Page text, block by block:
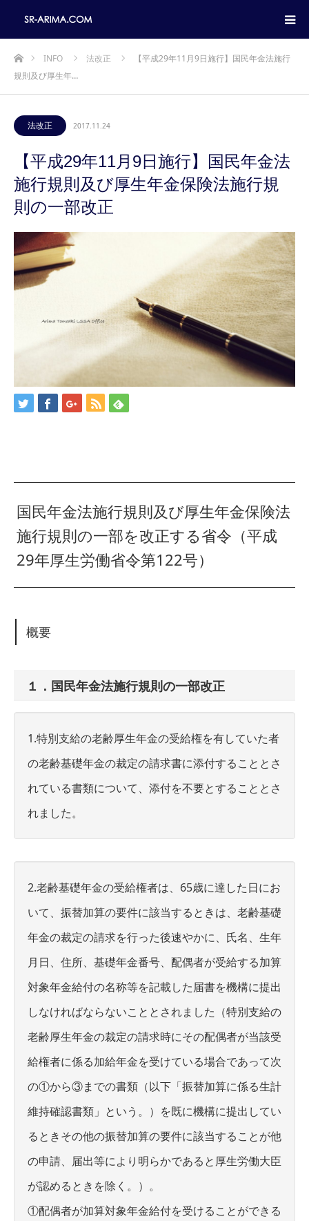
ホームINFO 法改正
【平成29年11月9日施行】国民年金法施行
規則及び厚生年…
法改正 2017.11.24
【平成29年11月9日施行】国民年金法
施行規則及び厚生年金保険法施行規
則の一部改正
国民年金法施行規則及び厚生年金保険法
施行規則の一部を改正する省令（平成
29年厚生労働省令第122号）
概要
１．国民年金法施行規則の一部改正
1.特別支給の老齢厚生年金の受給権を有していた者
の老齢基礎年金の裁定の請求書に添付することとさ
れている書類について、添付を不要とすることとさ
れました。
2.老齢基礎年金の受給権者は、65歳に達した日にお
いて、振替加算の要件に該当するときは、老齢基礎
年金の裁定の請求を行った後速やかに、氏名、生年
月日、住所、基礎年金番号、配偶者が受給する加算
対象年金給付の名称等を記載した届書を機構に提出
しなければならないこととされました（特別支給の
老齢厚生年金の裁定の請求時にその配偶者が当該受
給権者に係る加給年金を受けている場合であって次
の①から③までの書類（以下「振替加算に係る生計
維持確認書類」という。）を既に機構に提出してい
るときその他の振替加算の要件に該当することが他
の申請、届出等により明らかであると厚生労働大臣
が認めるときを除く。）。
①配偶者が加算対象年金給付を受けることができる